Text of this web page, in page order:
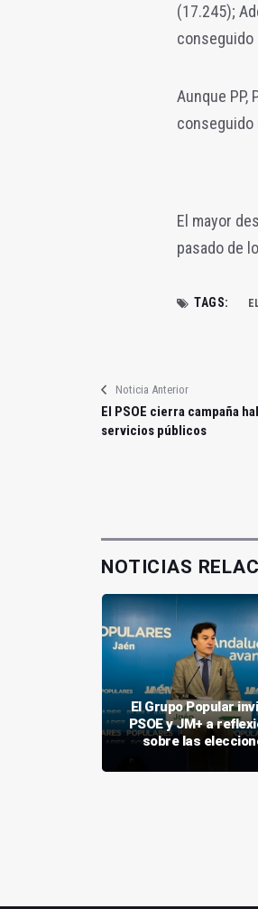
(17.245);
conseguido
Aunque PP,
El mayor
pasado de
TAGS:
Noticia Anterior
El PSOE cierra campaña
servicios públicos
NOTICIAS
El Grupo Popular
PSOE y JM+ a
sobre las